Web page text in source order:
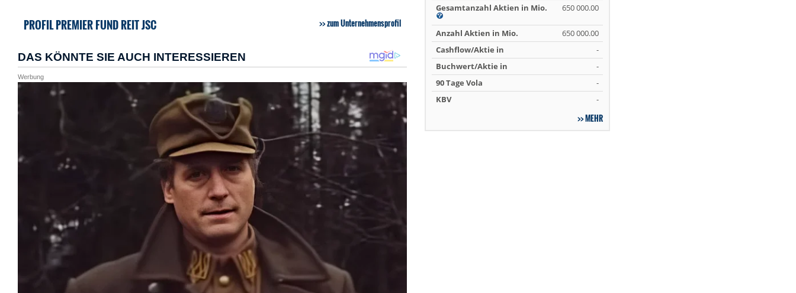
PROFIL PREMIER FUND REIT JSC zum Unternehmensprofil
Gesamtanzahl Aktien in Mio.
650 000.00
Anzahl Aktien in Mio.
650 000.00
Cashflow/Aktie in
-
Buchwert/Aktie in
-
90 Tage Vola
-
KBV
-
MEHR